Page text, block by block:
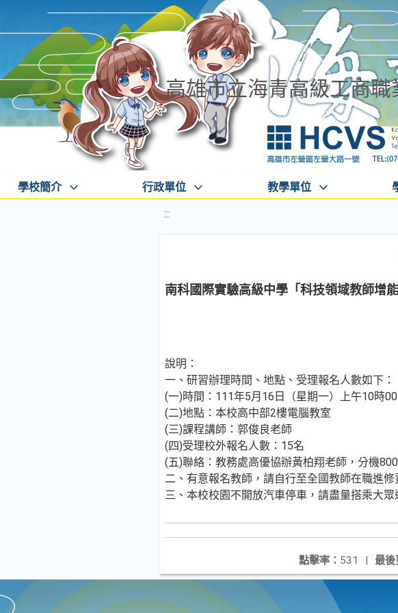
高雄市立海青高級工商職
學校簡介 行政單位 教學單位
:::
南科國際實驗高級中學「科技領域教師增
說明：
一、研習辦理時間、地點、受理報名人數如下：
(一)時間：111年5月16日（星期一）上午10時
(二)地點：本校高中部2樓電腦教室
(三)課程講師：郭俊良老師
(四)受理校外報名人數：15名
(五)聯絡：教務處高優協辦黃柏翔老師，分機
二、有意報名教師，請自行至全國教師在職進
三、本校校園不開放汽車停車，請盡量搭乘大眾
最後
點擊率： 531 |